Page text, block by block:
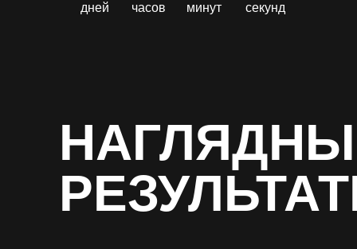
дней минут секунд
часов